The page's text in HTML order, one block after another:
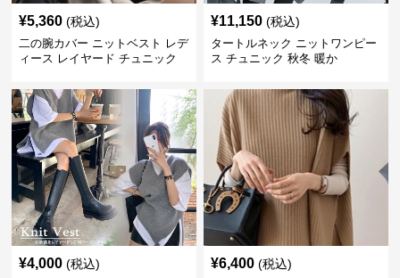
¥5,360 (税込)
二の腕カバー ニットベスト レデ
ィース レイヤード チュニック
¥11,150 (税込)
タートルネック ニットワンピー
ス チュニック 秋冬 暖か
¥4,000 (税込) ¥6,400 (税込)